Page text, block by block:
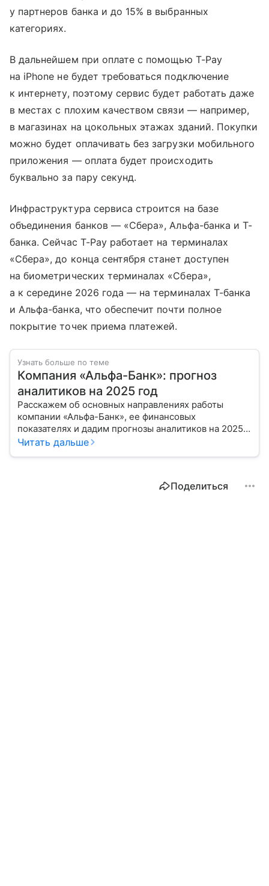
у партнеров банка и до 15% в выбранных
категориях.
В дальнейшем при оплате с помощью T-Pay
на iPhone не будет требоваться подключение
к интернету, поэтому сервис будет работать даже
в местах с плохим качеством связи — например,
в магазинах на цокольных этажах зданий. Покупки
можно будет оплачивать без загрузки мобильного
приложения — оплата будет происходить
буквально за пару секунд.
Инфраструктура сервиса строится на базе
объединения банков — «Сбера», Альфа-банка и Т-
банка. Сейчас T-Pay работает на терминалах
«Сбера», до конца сентября станет доступен
на биометрических терминалах «Сбера»,
а к середине 2026 года — на терминалах Т-банка
и Альфа-банка, что обеспечит почти полное
покрытие точек приема платежей.
Узнать больше по теме
Компания «Альфа-Банк»: прогноз
аналитиков на 2025 год
Расскажем об основных направлениях работы
компании «Альфа-Банк», ее финансовых
показателях и дадим прогнозы аналитиков на 2025
год.
Читать дальше
Поделиться